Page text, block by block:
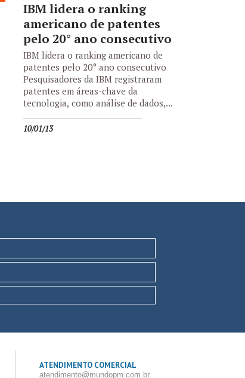
IBM lidera o ranking
americano de patentes
pelo 20° ano consecutivo
IBM lidera o ranking americano de
patentes pelo 20° ano consecutivo
Pesquisadores da IBM registraram
patentes em áreas-chave da
tecnologia, como análise de dados,...
10/01/13
ATENDIMENTO COMERCIAL
atendimento@mundopm.com.br